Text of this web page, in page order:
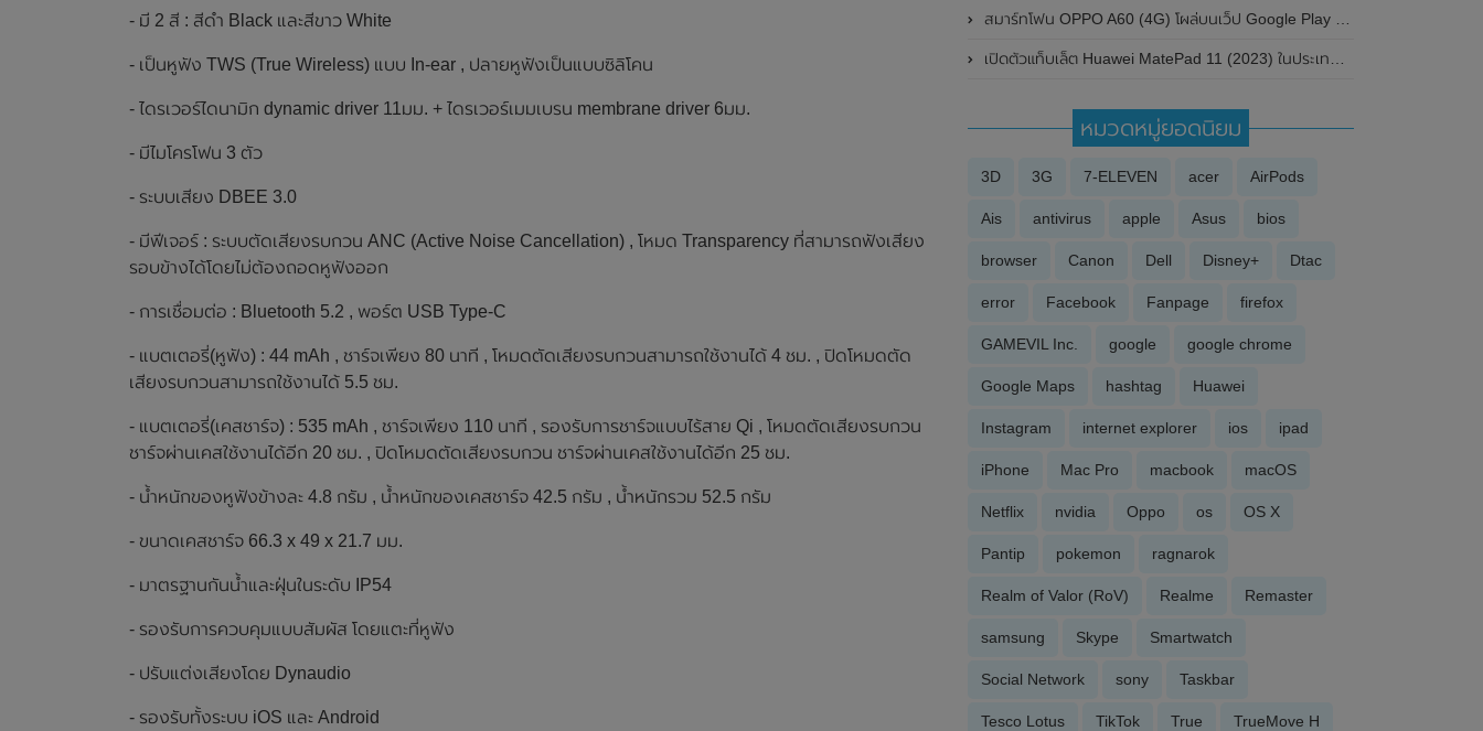
- มี 2 สี : สีดำ Black และสีขาว White
- เป็นหูฟัง TWS (True Wireless) แบบ In-ear , ปลายหูฟังเป็นแบบซิลิโคน
- ไดรเวอร์ไดนามิก dynamic driver 11มม. + ไดรเวอร์เมมเบรน membrane driver 6มม.
- มีไมโครโฟน 3 ตัว
- ระบบเสียง DBEE 3.0
- มีฟีเจอร์ : ระบบตัดเสียงรบกวน ANC (Active Noise Cancellation) , โหมด Transparency ที่สามารถฟังเสียง
รอบข้างได้โดยไม่ต้องถอดหูฟังออก
- การเชื่อมต่อ : Bluetooth 5.2 , พอร์ต USB Type-C
- แบตเตอรี่(หูฟัง) : 44 mAh , ชาร์จเพียง 80 นาที , โหมดตัดเสียงรบกวนสามารถใช้งานได้ 4 ชม. , ปิดโหมดตัด
เสียงรบกวนสามารถใช้งานได้ 5.5 ชม.
- แบตเตอรี่(เคสชาร์จ) : 535 mAh , ชาร์จเพียง 110 นาที , รองรับการชาร์จแบบไร้สาย Qi , โหมดตัดเสียงรบกวน
ชาร์จผ่านเคสใช้งานได้อีก 20 ชม. , ปิดโหมดตัดเสียงรบกวน ชาร์จผ่านเคสใช้งานได้อีก 25 ชม.
- น้ำหนักของหูฟังข้างละ 4.8 กรัม , น้ำหนักของเคสชาร์จ 42.5 กรัม , น้ำหนักรวม 52.5 กรัม
- ขนาดเคสชาร์จ 66.3 x 49 x 21.7 มม.
- มาตรฐานกันน้ำและฝุ่นในระดับ IP54
- รองรับการควบคุมแบบสัมผัส โดยแตะที่หูฟัง
- ปรับแต่งเสียงโดย Dynaudio
- รองรับทั้งระบบ iOS และ Android
สมาร์ทโฟน OPPO A60 (4G) โผล่บนเว็ป Google Play Console พร้อมเผยรายละเอียดสเปกที่สำคัญ
เปิดตัวแท็บเล็ต Huawei MatePad 11 (2023) ในประเทศจีนอย่างเป็นทางการแล้ว
หมวดหมู่ยอดนิยม
3D 3G 7-ELEVEN acer AirPods
Ais antivirus apple Asus bios
browser Canon Dell Disney+ Dtac
error Facebook Fanpage firefox
GAMEVIL Inc. google google chrome
Google Maps hashtag Huawei
Instagram internet explorer ios ipad
iPhone Mac Pro macbook macOS
Netflix nvidia Oppo os OS X
Pantip pokemon ragnarok
Realm of Valor (RoV) Realme Remaster
samsung Skype Smartwatch
Social Network sony Taskbar
Tesco Lotus TikTok True TrueMove H